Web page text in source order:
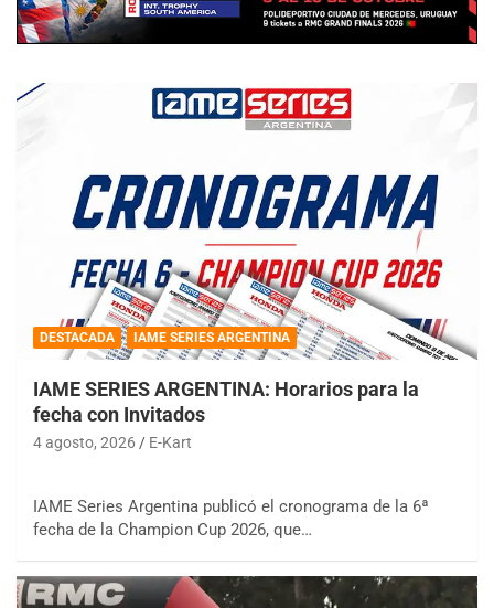
DESTACADA IAME SERIES ARGENTINA
IAME SERIES ARGENTINA: Horarios para la
fecha con Invitados
4 agosto, 2026 E-Kart
IAME Series Argentina publicó el cronograma de la 6ª
fecha de la Champion Cup 2026, que…